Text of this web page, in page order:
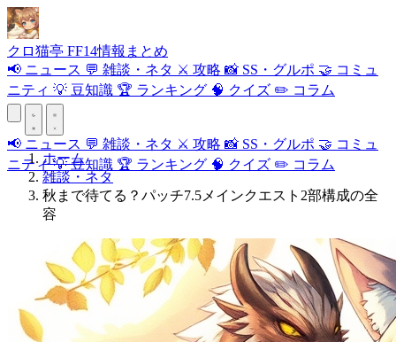
クロ猫亭 FF14情報まとめ
📢 ニュース 💬 雑談・ネタ ⚔️ 攻略 📸 SS・グルポ 🤝 コミュ
ニティ 💡 豆知識 🏆 ランキング 🧠 クイズ ✏️ コラム
📢 ニュース 💬 雑談・ネタ ⚔️ 攻略 📸 SS・グルポ 🤝 コミュ
ニティ💡豆知識 🏆 ランキング 🧠 クイズ ✏️ コラム
ホーム
雑談・ネタ
秋まで待てる？パッチ7.5メインクエスト2部構成の全
容